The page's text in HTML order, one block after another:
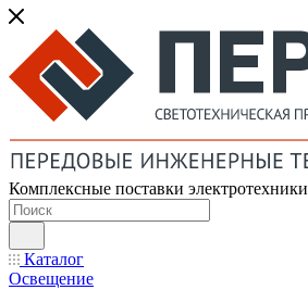
Комплексные поставки электротехники
Каталог
Освещение